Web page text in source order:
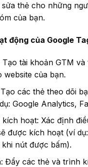
thẻ cho những
của bạn.
động của Google
tài khoản GTM và
website của bạn.
các thẻ theo dõi
Google Analytics,
hoạt: Xác định
được kích hoạt (ví
nút được bấm).
Đẩy các thẻ và trình